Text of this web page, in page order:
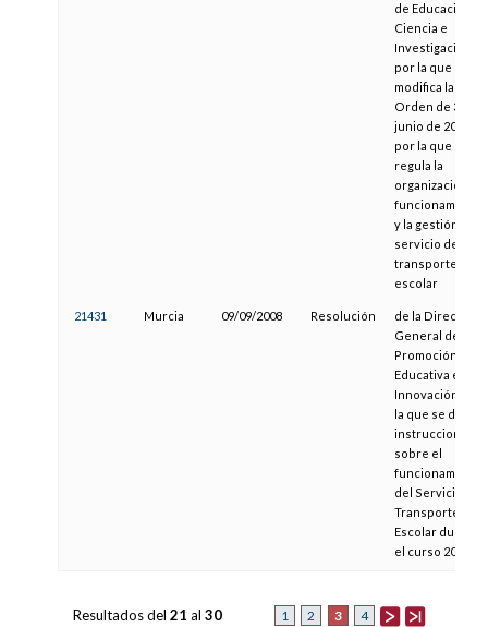
de Educación,
Ciencia e
Investigación
por la que se
modifica la
Orden de 3 de
junio de 2002
por la que se
regula la
organización, el
funcionamiento
y la gestión del
servicio de
transporte
escolar
21431 Murcia 09/09/2008 Resolución
de la Dirección
General de
Promoción
Educativa e
Innovación, por
la que se dictan
instrucciones
sobre el
funcionamiento
del Servicio de
Transporte
Escolar durante
el curso 2008-09
1 2 3 4
Resultados del 21 al 30